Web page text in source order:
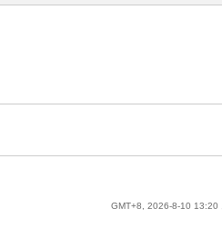
GMT+8, 2026-8-10 13:20